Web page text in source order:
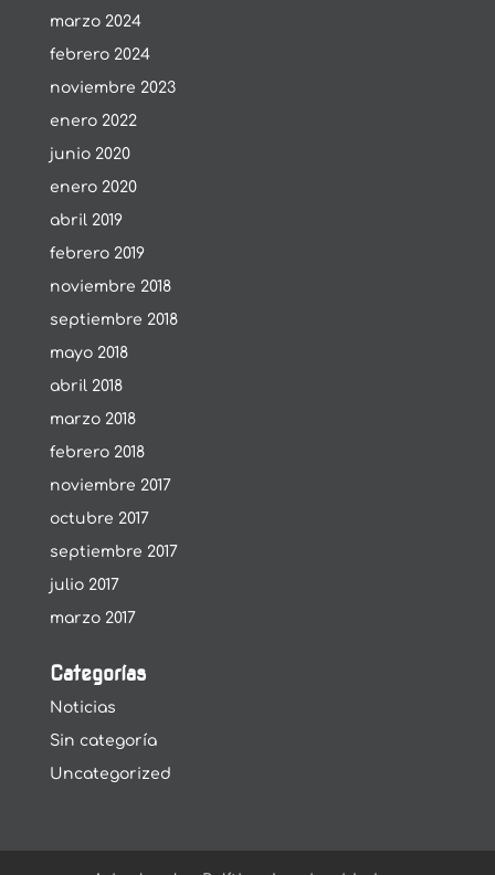
marzo 2024
febrero 2024
noviembre 2023
enero 2022
junio 2020
enero 2020
abril 2019
febrero 2019
noviembre 2018
septiembre 2018
mayo 2018
abril 2018
marzo 2018
febrero 2018
noviembre 2017
octubre 2017
septiembre 2017
julio 2017
marzo 2017
Categorías
Noticias
Sin categoría
Uncategorized